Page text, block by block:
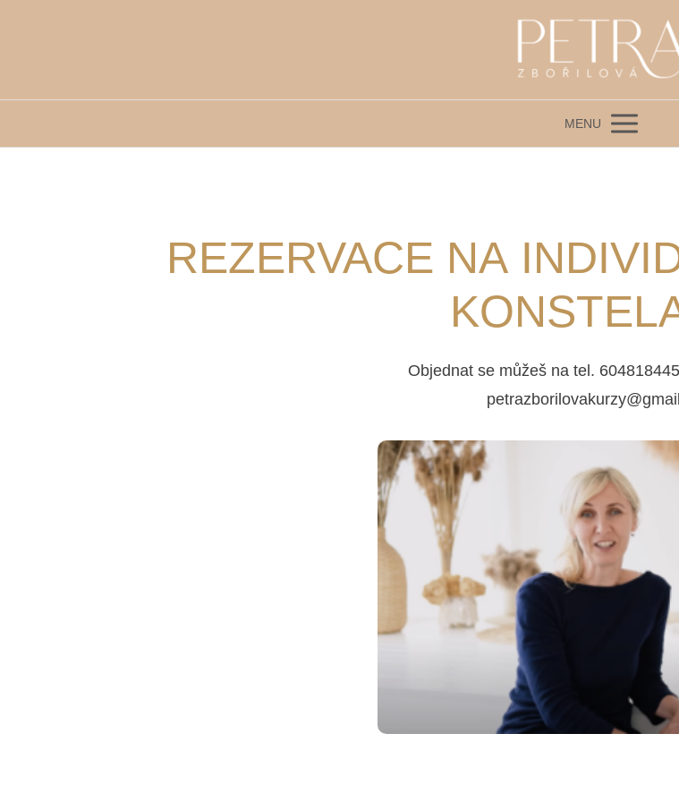
MENU
REZERVACE NA
Objednat se můžeš na tel.